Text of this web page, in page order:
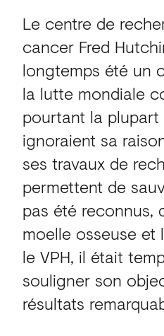
Le centre de
cancer Fred
longtemps été un
la lutte mondiale
pourtant la plupart
ignoraient sa
ses travaux de
permettent de
pas été reconnus,
moelle osseuse
le VPH, il était
souligner son
résultats